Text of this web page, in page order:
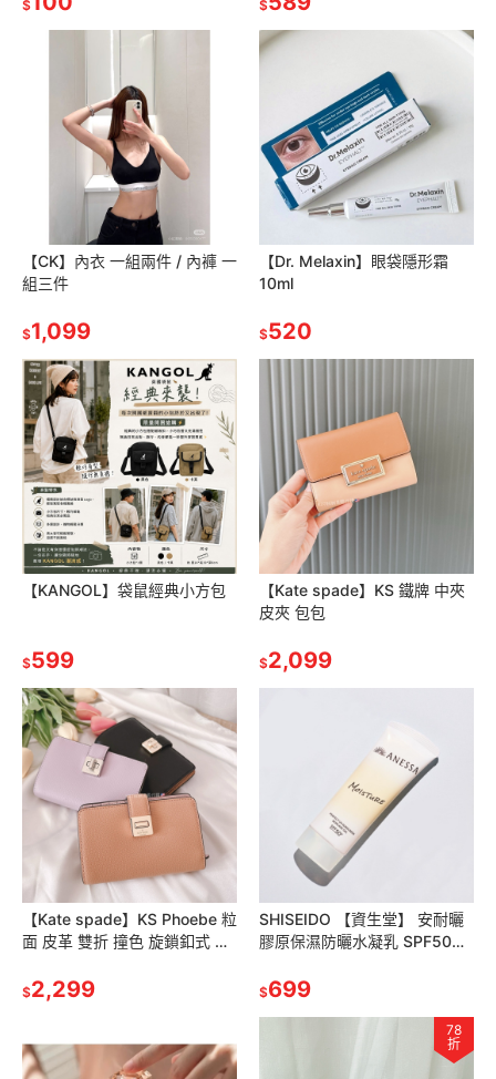
$ $
【CK】內衣 一組兩件 / 內褲 一
組三件
$1,099
【Dr. Melaxin】眼袋隱形霜
10ml
$520
【KANGOL】袋鼠經典小方包
$599
【Kate spade】KS 鐵牌 中夾
皮夾 包包
$2,099
【Kate spade】KS Phoebe 粒
面 皮革 雙折 撞色 旋鎖釦式 中
$2,299
SHISEIDO 【資生堂】 安耐曬
膠原保濕防曬水凝乳 SPF50
$699
78
折